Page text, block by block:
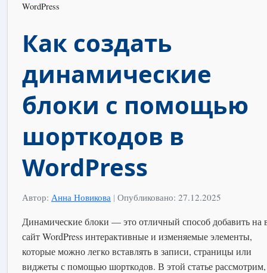
WordPress
Как создать
динамические
блоки с помощью
шорткодов в
WordPress
Автор: Анна Новикова | Опубликовано: 27.12.2025
Динамические блоки — это отличный способ добавить на
сайт WordPress интерактивные и изменяемые элементы,
которые можно легко вставлять в записи, страницы или
виджеты с помощью шорткодов. В этой статье